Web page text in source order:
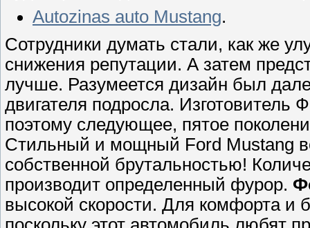
Autozinas auto Mustang.
Сотрудники думать стали, как же
снижения репутации. А затем
лучше. Разумеется дизайн был
двигателя подросла. Изготовитель
поэтому следующее, пятое
Стильный и мощный Ford Mustang
собственной брутальностью!
производит определенный фурор.
высокой скорости. Для комфорта и